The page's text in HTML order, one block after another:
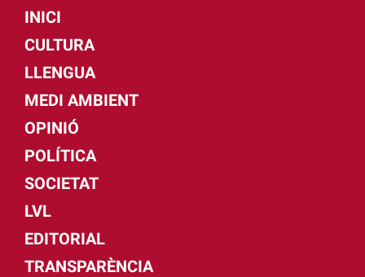
INICI
CULTURA
LLENGUA
MEDI AMBIENT
OPINIÓ
POLÍTICA
SOCIETAT
LVL
EDITORIAL
TRANSPARÈNCIA